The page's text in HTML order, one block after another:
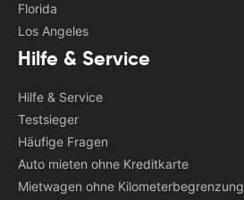
Florida
Los Angeles
Hilfe & Service
Hilfe & Service
Testsieger
Häufige Fragen
Auto mieten ohne Kreditkarte
Mietwagen ohne Kilometerbegrenzung